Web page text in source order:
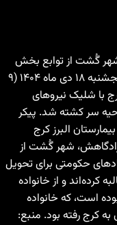
بلوچ، اهل شهر گُشت از توابع بخش
مرکزی شهرستان سراوان و ساکن کرج، روز پنجشنبه ۱۸ دی ماه ۱۴۰۴ (۹
کرج با شلیک نیروهای
سر کشتە شد. پیکر
البرز کرج
۲۳ دی‌ماه در زادگاهش، شهر گُشت از
حکومتی برای تحویل
کرده‌اند و از خانواده
است، که خانواده
به کرج رفته بود. منبع: